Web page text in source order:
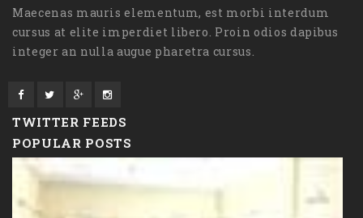
Maecenas mauris elementum, est morbi interdum
cursus at elite imperdiet libero. Proin odios dapibus
integer an nulla augue pharetra cursus.
TWITTER FEEDS
POPULAR POSTS